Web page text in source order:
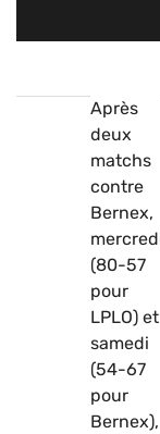
Après
deux
matchs
contre
Bernex,
(80-57
pour
LPLO) et
samedi
(54-67
pour
Bernex),